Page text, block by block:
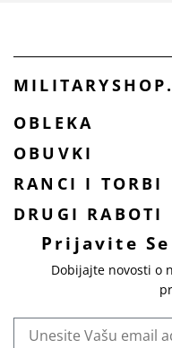
OBLEKA
OBUVKI
RANCI I TORBI
DRUGI RABOTI
Prijavite
Dobijajte novosti o